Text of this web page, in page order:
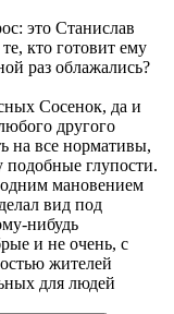
это Станислав
кто готовит ему
раз облажались?
Сосенок, да и
другого
на все нормативы,
глупости.
мановением
вид под
нибудь
и не очень, с
жителей
для людей